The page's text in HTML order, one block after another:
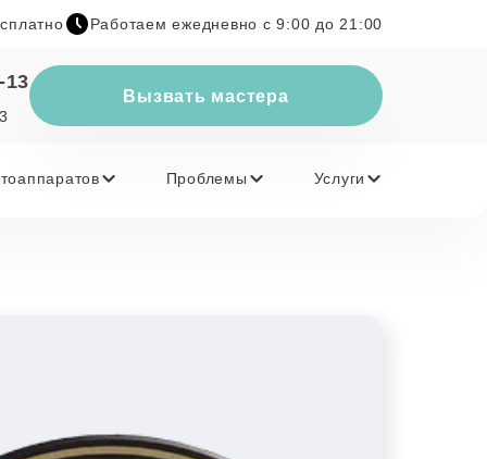
Работаем ежедневно с 9:00 до 21:00
13
Вызвать мастера
Проблемы Услуги